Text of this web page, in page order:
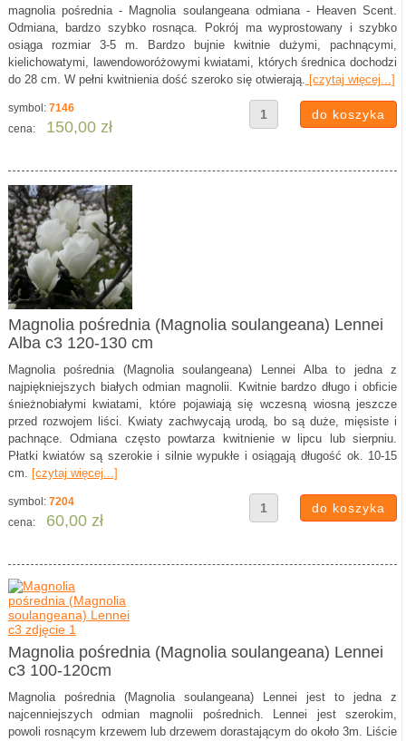
magnolia pośrednia - Magnolia soulangeana odmiana - Heaven Scent.
Odmiana, bardzo szybko rosnąca. Pokrój ma wyprostowany i szybko
osiąga rozmiar 3-5 m. Bardzo bujnie kwitnie dużymi, pachnącymi,
kielichowatymi, lawendoworóżowymi kwiatami, których średnica dochodzi
do 28 cm. W pełni kwitnienia dość szeroko się otwierają. [czytaj więcej...]
symbol: 7146
cena:
150,00 zł
Magnolia pośrednia (Magnolia soulangeana) Lennei
Alba c3 120-130 cm
Magnolia pośrednia (Magnolia soulangeana) Lennei Alba to jedna z
najpiękniejszych białych odmian magnolii. Kwitnie bardzo długo i obficie
śnieżnobiałymi kwiatami, które pojawiają się wczesną wiosną jeszcze
przed rozwojem liści. Kwiaty zachwycają urodą, bo są duże, mięsiste i
pachnące. Odmiana często powtarza kwitnienie w lipcu lub sierpniu.
Płatki kwiatów są szerokie i silnie wypukłe i osiągają długość ok. 10-15
cm. [czytaj więcej...]
symbol: 7204
cena:
60,00 zł
Magnolia pośrednia (Magnolia soulangeana) Lennei
c3 100-120cm
Magnolia pośrednia (Magnolia soulangeana) Lennei jest to jedna z
najcenniejszych odmian magnolii pośrednich. Lennei jest szerokim,
powoli rosnącym krzewem lub drzewem dorastającym do około 3m. Liście